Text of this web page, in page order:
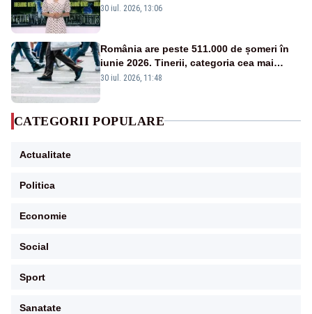
cer transparență în achiziții și un echilibru
30 iul. 2026, 13:06
România are peste 511.000 de șomeri în
iunie 2026. Tinerii, categoria cea mai
afectată
30 iul. 2026, 11:48
CATEGORII POPULARE
Actualitate
Politica
Economie
Social
Sport
Sanatate